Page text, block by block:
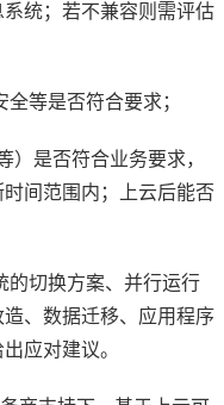
统；若不兼容则需评估
全等是否符合要求；
）是否符合业务要求，
间范围内；上云后能否
的切换方案、并行运行
、数据迁移、应用程序
应对建议。